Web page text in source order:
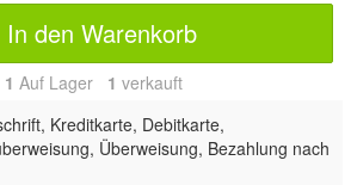
In den Warenkorb
1 Auf Lager 1 verkauft
Kreditkarte, Debitkarte,
Überweisung, Bezahlung nach